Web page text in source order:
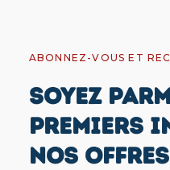
ABONNEZ-VOUS ET
SOYEZ
PREMIERS
NOS